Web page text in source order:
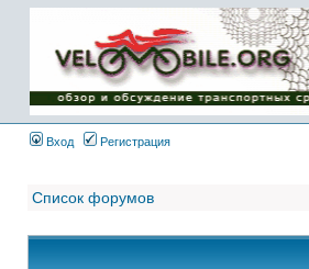
Имя пользователя:
Пароль:
{ LOG_ME_IN_SHORT
}
Вход
Регистрация
Список форумов